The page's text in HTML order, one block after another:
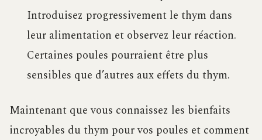
Introduisez progressivement le thym dans
leur alimentation et observez leur réaction.
Certaines poules pourraient être plus
sensibles que d’autres aux effets du thym.
Maintenant que vous connaissez les bienfaits
incroyables du thym pour vos poules et comment